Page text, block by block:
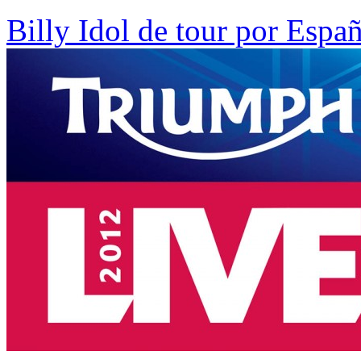
Billy Idol de tour por